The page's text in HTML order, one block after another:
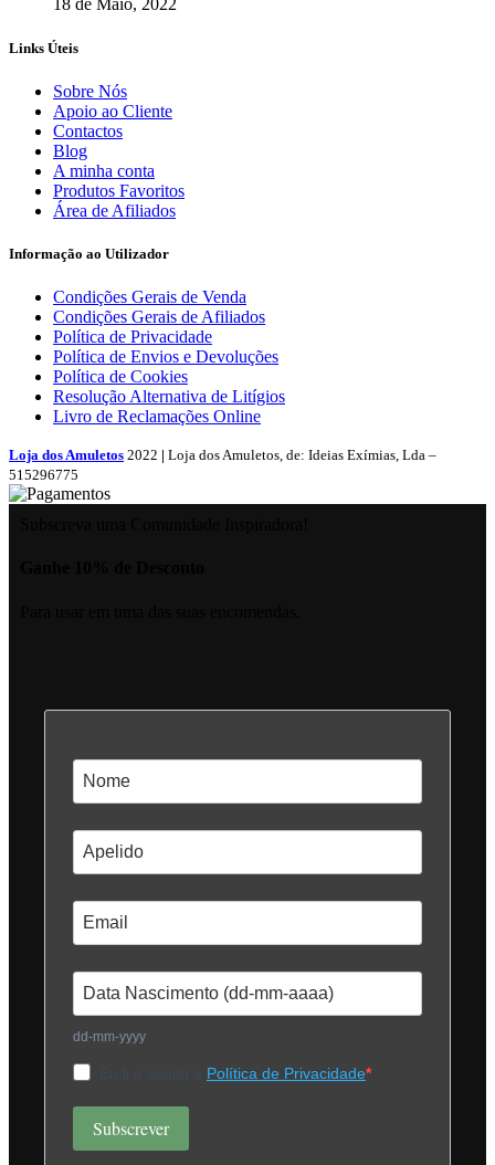
18 de Maio, 2022
Links Úteis
Sobre Nós
Apoio ao Cliente
Contactos
Blog
A minha conta
Produtos Favoritos
Área de Afiliados
Informação ao Utilizador
Condições Gerais de Venda
Condições Gerais de Afiliados
Política de Privacidade
Política de Envios e Devoluções
Política de Cookies
Resolução Alternativa de Litígios
Livro de Reclamações Online
Loja dos Amuletos 2022 | Loja dos Amuletos, de: Ideias Exímias, Lda –
515296775
dd-mm-yyyy
Eu li e aceito a Política de Privacidade
Subscrever